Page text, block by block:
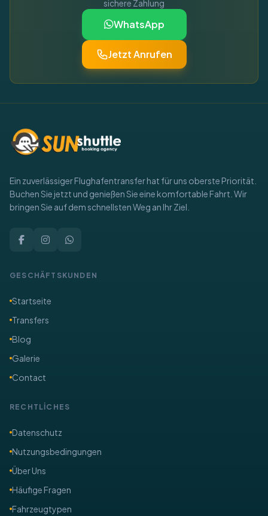
sichere Zahlung
WhatsApp
Jetzt Anrufen
Ein zuverlässiger Flughafentransfer hat für uns oberste Priorität.
Buchen Sie jetzt und genießen Sie eine komfortable Fahrt. Wir
bringen Sie auf dem schnellsten Weg an Ihr Ziel.
GESCHÄFTSKUNDEN
Startseite
Transfers
Blog
Galerie
Contact
RECHTLİCHES
​Datenschutz
Nutzungsbedingungen
Über Uns
​Häufige Fragen
Fahrzeugtypen